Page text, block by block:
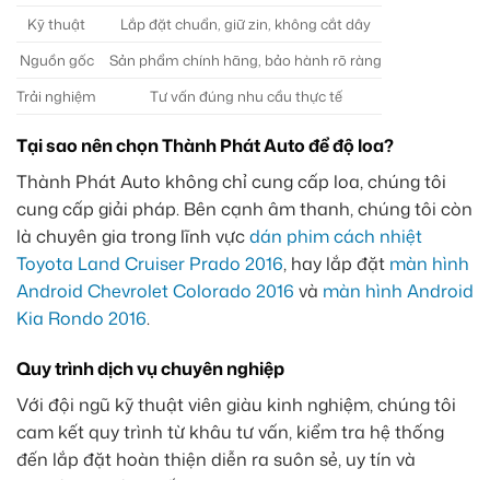
Kỹ thuật
Lắp đặt chuẩn, giữ zin, không cắt dây
Nguồn gốc
Sản phẩm chính hãng, bảo hành rõ ràng
Trải nghiệm
Tư vấn đúng nhu cầu thực tế
Tại sao nên chọn Thành Phát Auto để độ loa?
Thành Phát Auto không chỉ cung cấp loa, chúng tôi
cung cấp giải pháp. Bên cạnh âm thanh, chúng tôi còn
là chuyên gia trong lĩnh vựcdán phim cách nhiệt
Toyota Land Cruiser Prado 2016, hay lắp đặt màn hình
Android Chevrolet Colorado 2016 và màn hình Android
Kia Rondo 2016.
Quy trình dịch vụ chuyên nghiệp
Với đội ngũ kỹ thuật viên giàu kinh nghiệm, chúng tôi
cam kết quy trình từ khâu tư vấn, kiểm tra hệ thống
đến lắp đặt hoàn thiện diễn ra suôn sẻ, uy tín và